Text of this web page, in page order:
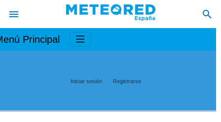
Principal
Iniciar sesión Registrarse